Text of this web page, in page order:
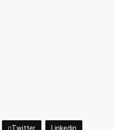
Twitter Linkedin